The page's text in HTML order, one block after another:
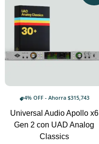
4% OFF - Ahorra $315,743
Universal Audio Apollo x6
Gen 2 con UAD Analog
Classics